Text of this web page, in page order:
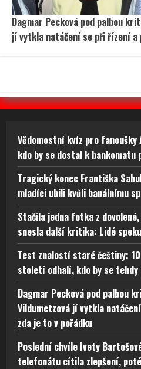
Dagmar Pecková pod palbou
jí vytkla natáčení se při řízení a
Vědomostní kvíz pro
kdo by se dostal k bankomatu
Tragický konec Františka
mladíci ubili kvůli banálnímu
Stačila jedna fotka z
snesla další kritika: Lidé
Test znalostí staré češtiny:
století odhalí, kdo by se tehdy
Dagmar Pecková pod palbou
Vildumetzová jí vytkla
zda je to v pořádku
Poslední chvíle Ivety
telefonátu cítila zlepšení,